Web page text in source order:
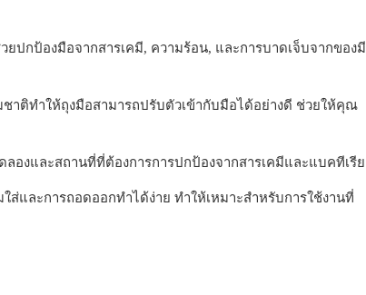
ปกป้องมือจากสารเคมี, ความร้อน, และการบาดเจ็บจากของมี
าติทำให้ถุงมือสามารถปรับตัวเข้ากับมือได้อย่างดี ช่วยให้คุณ
องและสถานที่ที่ต้องการการปกป้องจากสารเคมีและแบคทีเรีย
และการถอดออกทำได้ง่าย ทำให้เหมาะสำหรับการใช้งานที่